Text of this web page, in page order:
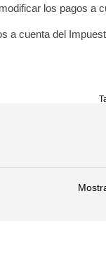
los pagos a
a cuenta del